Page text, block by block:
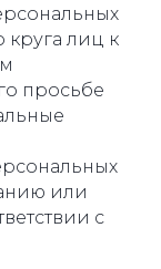
круга лиц к
просьбе
или
с